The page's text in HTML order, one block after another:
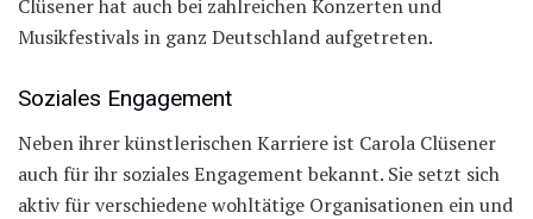
Clüsener hat auch bei zahlreichen Konzerten und
Musikfestivals in ganz Deutschland aufgetreten.
Soziales Engagement
Neben ihrer künstlerischen Karriere ist Carola Clüsener
auch für ihr soziales Engagement bekannt. Sie setzt sich
aktiv für verschiedene wohltätige Organisationen ein und